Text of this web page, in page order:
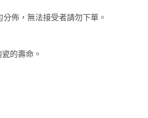
佈，無法接受者請勿下單。
的壽命。